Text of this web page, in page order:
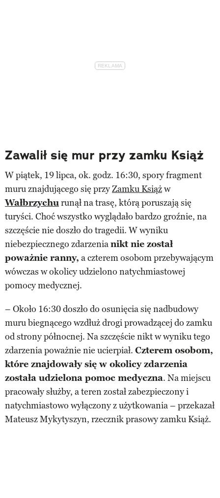
Zawalił się mur przy zamku Książ
W piątek, 19 lipca, ok. godz. 16:30, spory fragment
muru znajdującego się przyZamku Książw
Wałbrzychurunął na trasę, którą poruszają się
turyści. Choć wszystko wyglądało bardzo groźnie, na
szczęście nie doszło do tragedii. W wyniku
niebezpiecznego zdarzenianikt nie został
poważnie ranny, a czterem osobom przebywającym
wówczas w okolicy udzielono natychmiastowej
pomocy medycznej.
– Około 16:30 doszło do osunięcia się nadbudowy
muru biegnącego wzdłuż drogi prowadzącej do zamku
od strony północnej. Na szczęście nikt w wyniku tego
zdarzenia poważnie nie ucierpiał. Czterem osobom,
które znajdowały się w okolicy zdarzenia
została udzielona pomoc medyczna. Na miejscu
pracowały służby, a teren został zabezpieczony i
natychmiastowo wyłączony z użytkowania – przekazał
Mateusz Mykytyszyn, rzecznik prasowy zamku Książ.